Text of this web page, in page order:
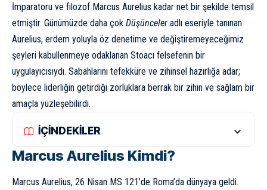
İmparatoru ve filozof Marcus Aurelius kadar net bir şekilde temsil
etmiştir. Günümüzde daha çok Düşünceler adlı eseriyle tanınan
Aurelius, erdem yoluyla öz denetime ve değiştiremeyeceğimiz
şeyleri kabullenmeye odaklanan Stoacı felsefenin bir
uygulayıcısıydı. Sabahlarını tefekküre ve zihinsel hazırlığa adar;
böylece liderliğin getirdiği zorluklara berrak bir zihin ve sağlam bir
amaçla yüzleşebilirdi.
İÇİNDEKİLER
Marcus Aurelius Kimdi?
Marcus Aurelius, 26 Nisan MS 121’de Roma’da dünyaya geldi.